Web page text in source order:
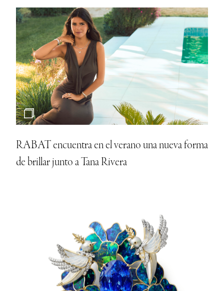
RABAT encuentra en el verano una nueva forma
de brillar junto a Tana Rivera